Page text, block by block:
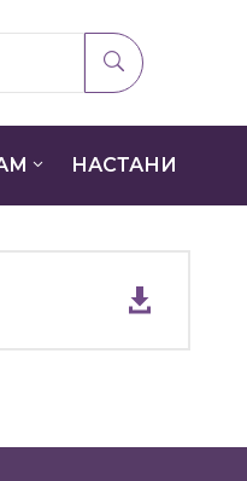
НАСТАНИ